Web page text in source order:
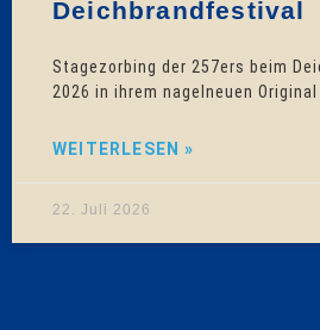
Deichbrandfestival
Stagezorbing der 257ers beim
2026 in ihrem nagelneuen Original
WEITERLESEN »
22. Juli 2026